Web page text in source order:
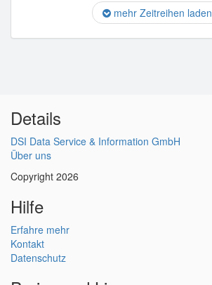
mehr Zeitreihen laden
Details
DSI Data Service & Information GmbH
Über uns
Copyright 2026
Hilfe
Erfahre mehr
Kontakt
Datenschutz